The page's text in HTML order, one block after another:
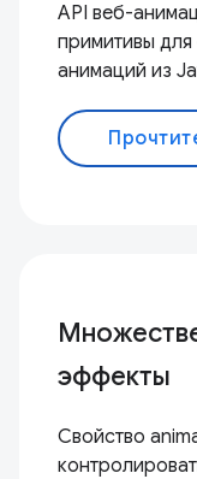
API веб-
примитивы
анимаций из
эффекты
Свойство